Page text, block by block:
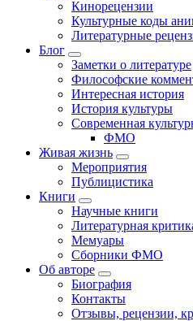
Кинорецензии
Культурные коды
Литературные
Блог
Заметки о литературе
Философские
Интересная история
История культуры
Современная
ФМО
Живая жизнь
Мероприятия
Публицистика
Книги
Научные книги
Литературная
Мемуары
Сборники ФМО
Об авторе
Биография
Контакты
Отзывы, рецензии,